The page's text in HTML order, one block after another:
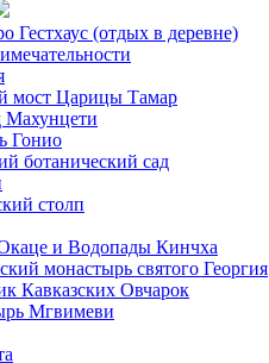
Гестхаус (отдых в деревне)
мост Царицы Тамар
Махунцети
Гонио
ботанический сад
столп
и Водопады Кинчха
монастырь святого Георгия
Кавказских Овчарок
Мгвимеви